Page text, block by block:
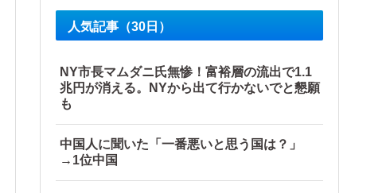
中国当局「救助隊動画も削除」台風13号「三峡ダム接近中」→
！【海外の反応】
ンプを同列視させようという思惑がひしひしと他
人気記事（30日）
NY市長マムダニ氏無惨！富裕層の流出で1.1
兆円が消える。NYから出て行かないでと懇願
も
中国人に聞いた「一番悪いと思う国は？」
→1位中国